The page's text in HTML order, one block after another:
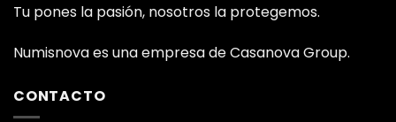
Tu pones la pasión, nosotros la protegemos.
Numisnova es una empresa de Casanova Group.
CONTACTO